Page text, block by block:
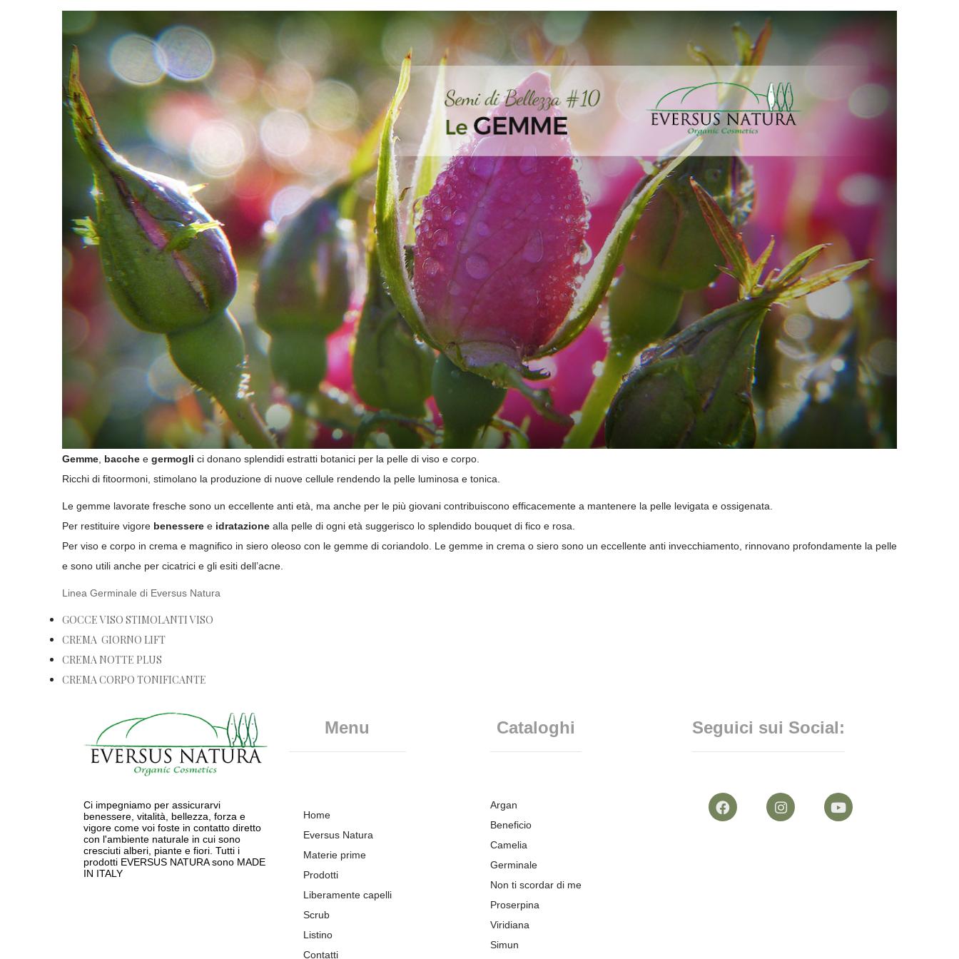
Gemme bacche e germogli ci donano splendidi estratti botanici per la pelle di viso e corpo.
Ricchi di fitoormoni, stimolano la produzione di nuove cellule rendendo la pelle luminosa e tonica.
Le gemme lavorate fresche sono un eccellente anti età, ma anche per le più giovani contribuiscono efficacemente a mantenere la pelle levigata e ossigenata.
Per restituire vigore benessere e idratazione alla pelle di ogni età suggerisco lo splendido bouquet di fico e rosa.
Per viso e corpo in crema e magnifico in siero oleoso con le gemme di coriandolo. Le gemme in crema o siero sono un eccellente anti invecchiamento, rinnovano profondamente la pelle
e sono utili anche per cicatrici e gli esiti dell’acne.
Linea Germinale di Eversus Natura
GOCCE VISO STIMOLANTI VISO
CREMA GIORNO LIFT
CREMA NOTTE PLUS
CREMA CORPO TONIFICANTE
Ci impegniamo per assicurarvi
benessere, vitalità, bellezza, forza e
vigore come voi foste in contatto diretto
con l'ambiente naturale in cui sono
cresciuti alberi, piante e fiori. Tutti i
prodotti EVERSUS NATURA sono MADE
IN ITALY
Menu
Home
Eversus Natura
Materie prime
Prodotti
Liberamente capelli
Scrub
Listino
Contatti
Cataloghi
Argan
Beneficio
Camelia
Germinale
Non ti scordar di me
Proserpina
Viridiana
Simun
Seguici sui Social: